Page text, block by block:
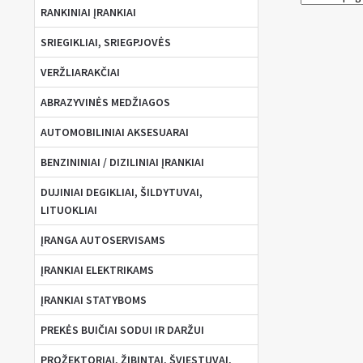
RANKINIAI ĮRANKIAI
SRIEGIKLIAI, SRIEGPJOVĖS
VERŽLIARAKČIAI
ABRAZYVINĖS MEDŽIAGOS
AUTOMOBILINIAI AKSESUARAI
BENZININIAI / DIZILINIAI ĮRANKIAI
DUJINIAI DEGIKLIAI, ŠILDYTUVAI,
LITUOKLIAI
ĮRANGA AUTOSERVISAMS
ĮRANKIAI ELEKTRIKAMS
ĮRANKIAI STATYBOMS
PREKĖS BUIČIAI SODUI IR DARŽUI
PROŽEKTORIAI, ŽIBINTAI, ŠVIESTUVAI,